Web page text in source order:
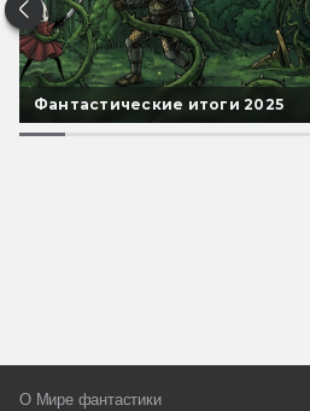
Фантастические итоги 2025
О Мире фантастики